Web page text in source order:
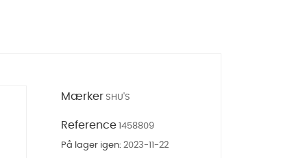
Mærker SHU'S
Reference 1458809
På lager igen: 2023-11-22